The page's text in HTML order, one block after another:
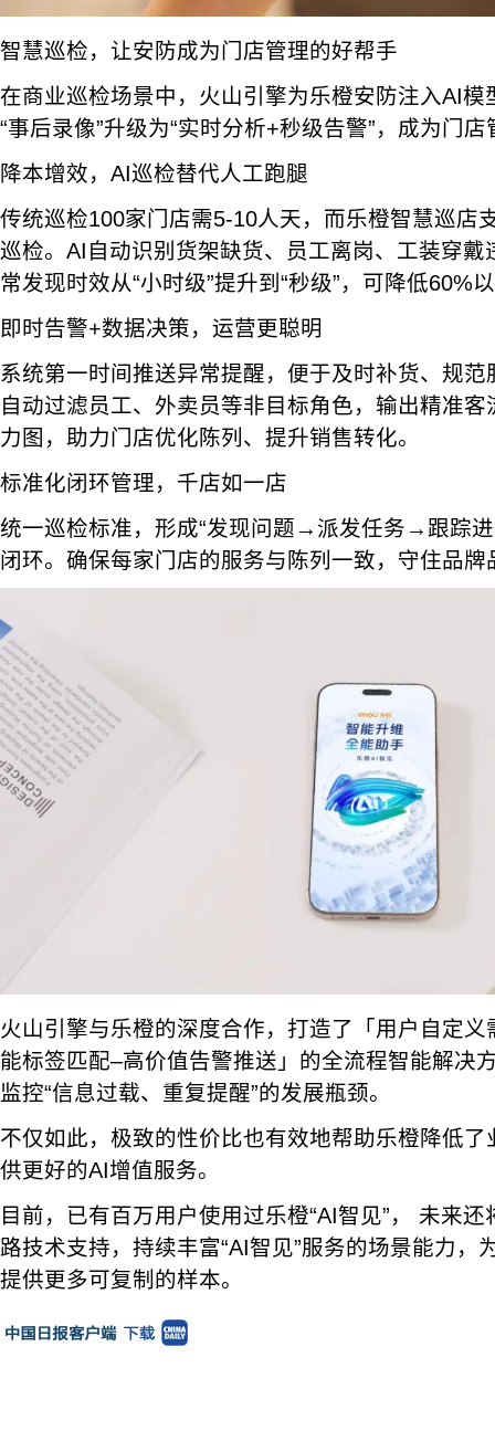
智慧巡检，让安防成为门店管理的好帮手
在商业巡检场景中，火山引擎为乐橙安防注入AI模
“事后录像”升级为“实时分析+秒级告警”，成为门
降本增效，AI巡检替代人工跑腿
传统巡检100家门店需5-10人天，而乐橙智慧巡店
巡检。AI自动识别货架缺货、员工离岗、工装穿戴
常发现时效从“小时级”提升到“秒级”，可降低60%
即时告警+数据决策，运营更聪明
系统第一时间推送异常提醒，便于及时补货、规
自动过滤员工、外卖员等非目标角色，输出精准
力图，助力门店优化陈列、提升销售转化。
标准化闭环管理，千店如一店
统一巡检标准，形成“发现问题→派发任务→跟踪
闭环。确保每家门店的服务与陈列一致，守住品牌
火山引擎与乐橙的深度合作，打造了「用户自定
能标签匹配–高价值告警推送」的全流程智能解决
监控“信息过载、重复提醒”的发展瓶颈。
不仅如此，极致的性价比也有效地帮助乐橙降低
供更好的AI增值服务。
目前，已有百万用户使用过乐橙“AI智见”， 未来
路技术支持，持续丰富“AI智见”服务的场景能力，
提供更多可复制的样本。